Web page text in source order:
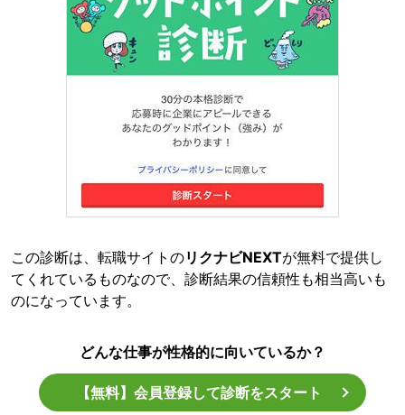
この診断は、転職サイトのリクナビNEXTが無料で提供し
てくれているものなので、診断結果の信頼性も相当高いも
のになっています。
どんな仕事が性格的に向いているか？
【無料】会員登録して診断をスタート